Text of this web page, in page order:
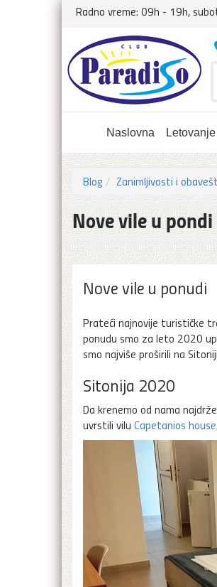
Radno vreme: 09h - 19h,
Naslovna Letovanje
Blog Zanimljivosti i
Nove vile u pondi
Nove vile u ponudi
Prateći najnovije turističke
ponudu smo za leto 2020
smo najviše proširili na
Sitonija 2020
Da krenemo od nama
uvrstili vilu Capetanios house